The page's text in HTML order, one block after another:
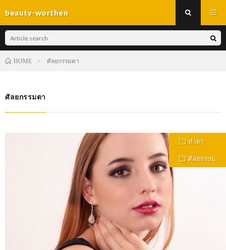
beauty-worthen
HOME ศัลยกรรมตา
ศัลยกรรมตา
ทำตา
ศัลยกรรม